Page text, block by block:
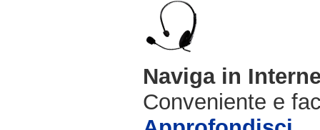
Naviga in
Conveniente e